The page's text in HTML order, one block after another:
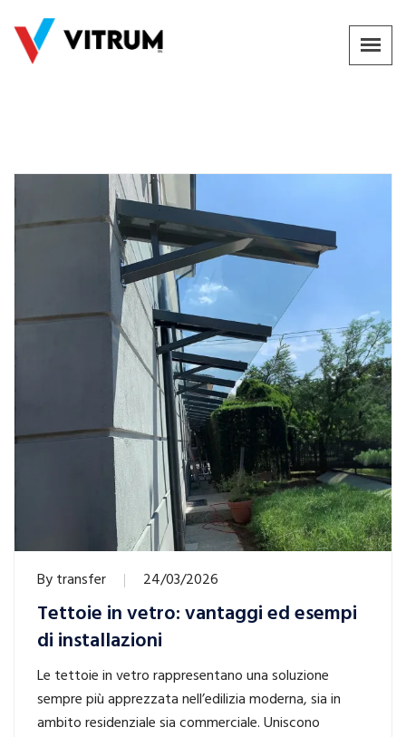
Bytransfer 24/03/2026
Tettoie in vetro: vantaggi ed esempi
di installazioni
Le tettoie in vetro rappresentano una soluzione
sempre più apprezzata nell’edilizia moderna, sia in
ambito residenziale sia commerciale. Uniscono